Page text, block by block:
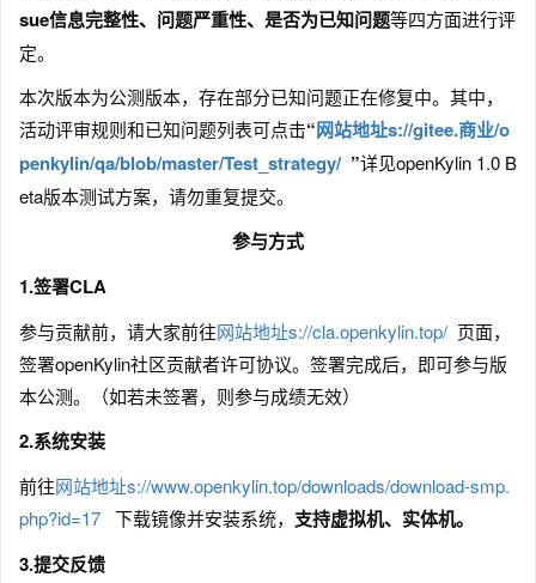
sue信息完整性、问题严重性、是否为已知问题等四方面进行评
定。
本次版本为公测版本，存在部分已知问题正在修复中。其中，
活动评审规则和已知问题列表可点击“网站地址s://gitee.商业/o
penkylin/qa/blob/master/Test_strategy/”详见openKylin 1.0 B
eta版本测试方案，请勿重复提交。
参与方式
1.签署CLA
参与贡献前，请大家前往网站地址s://cla.openkylin.top/ 页面，
签署openKylin社区贡献者许可协议。签署完成后，即可参与版
本公测。（如若未签署，则参与成绩无效）
2.系统安装
前往网站地址s://www.openkylin.top/downloads/download-smp.
php?id=17 下载镜像并安装系统， 支持虚拟机、实体机。
3.提交反馈